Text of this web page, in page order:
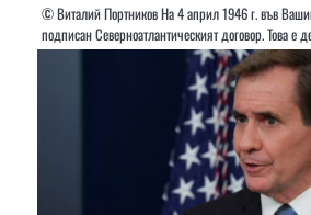
© Виталий Портников На 4 април 1946 г. във
подписан Северноатлантическият договор. Това е